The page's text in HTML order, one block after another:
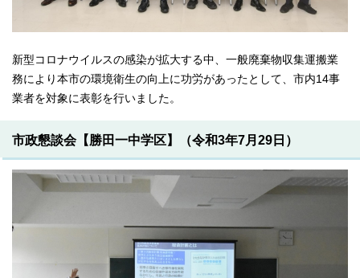
新型コロナウイルスの感染が拡大する中、一般廃棄物収集運搬業
務により本市の環境衛生の向上に功労があったとして、市内14事
業者を対象に表彰を行いました。
市政懇談会【勝田一中学区】（令和3年7月29日）